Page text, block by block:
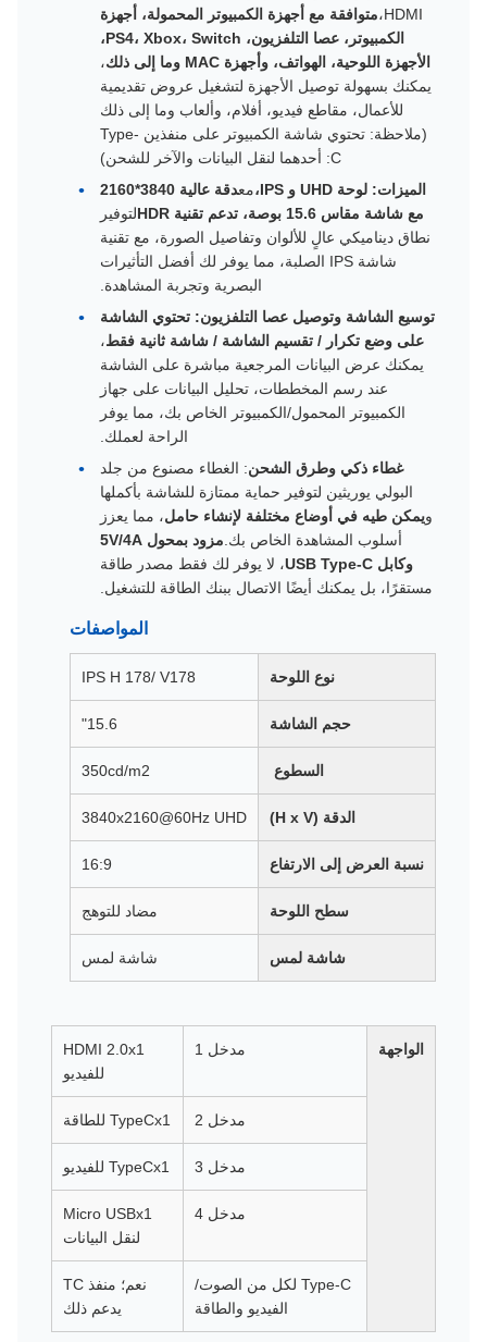
HDMI، متوافقة مع أجهزة الكمبيوتر المحمولة، أجهزة
الكمبيوتر، عصا التلفزيون، PS4، Xbox، Switch،
الأجهزة اللوحية، الهواتف، وأجهزة MAC وما إلى ذلك
،
يمكنك بسهولة توصيل الأجهزة لتشغيل عروض تقديمية
للأعمال، مقاطع فيديو، أفلام، وألعاب وما إلى ذلك
(ملاحظة: تحتوي شاشة الكمبيوتر على منفذين Type-
C: أحدهما لنقل البيانات والآخر للشحن)
الميزات: لوحة UHD و IPS،
مع
دقة عالية 3840*2160
مع شاشة مقاس 15.6 بوصة،
تدعم تقنية HDR
لتوفير
نطاق ديناميكي عالٍ للألوان وتفاصيل الصورة، مع تقنية
شاشة IPS الصلبة، مما يوفر لك أفضل التأثيرات
البصرية وتجربة المشاهدة.
توسيع الشاشة وتوصيل عصا التلفزيون: تحتوي الشاشة
على وضع تكرار / تقسيم الشاشة / شاشة ثانية فقط،
يمكنك عرض البيانات المرجعية مباشرة على الشاشة
عند رسم المخططات، تحليل البيانات على جهاز
الكمبيوتر المحمول/الكمبيوتر الخاص بك، مما يوفر
الراحة لعملك.
غطاء ذكي وطرق الشحن: الغطاء مصنوع من جلد
البولي يوريثين لتوفير حماية ممتازة للشاشة بأكملها
ويمكن طيه في أوضاع مختلفة لإنشاء حامل، مما يعزز
أسلوب المشاهدة الخاص بك.
مزود بمحول 5V/4A
وكابل USB Type-C
، لا يوفر لك فقط مصدر طاقة
مستقرًا، بل يمكنك أيضًا الاتصال ببنك الطاقة للتشغيل.
المواصفات
نوع اللوحة IPS H 178/ V178
حجم الشاشة 15.6"
السطوع 350cd/m2
الدقة (H x V) 3840x2160@60Hz UHD
نسبة العرض إلى الارتفاع 16:9
سطح اللوحة مضاد للتوهج
شاشة لمس شاشة لمس
الواجهة مدخل 1
HDMI 2.0x1
للفيديو
مدخل 2 TypeCx1 للطاقة
مدخل 3 TypeCx1 للفيديو
مدخل 4
Micro USBx1
لنقل البيانات
Type-C لكل من الصوت/
الفيديو والطاقة
نعم؛ منفذ TC
يدعم ذلك